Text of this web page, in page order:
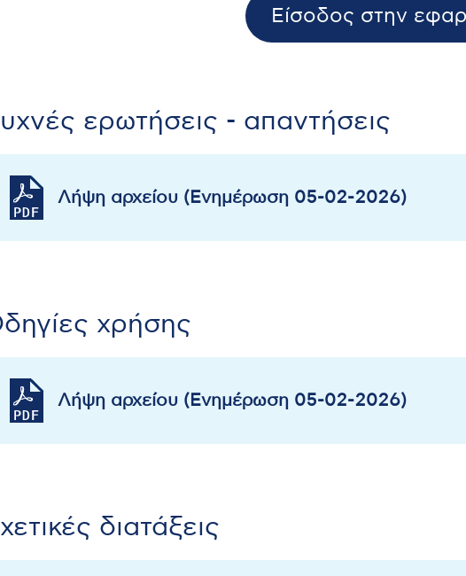
Είσοδος στην
ερωτήσεις - απαντήσεις
Λήψη αρχείου (Ενημέρωση 05-02-2026)
χρήσης
Λήψη αρχείου (Ενημέρωση 05-02-2026)
διατάξεις